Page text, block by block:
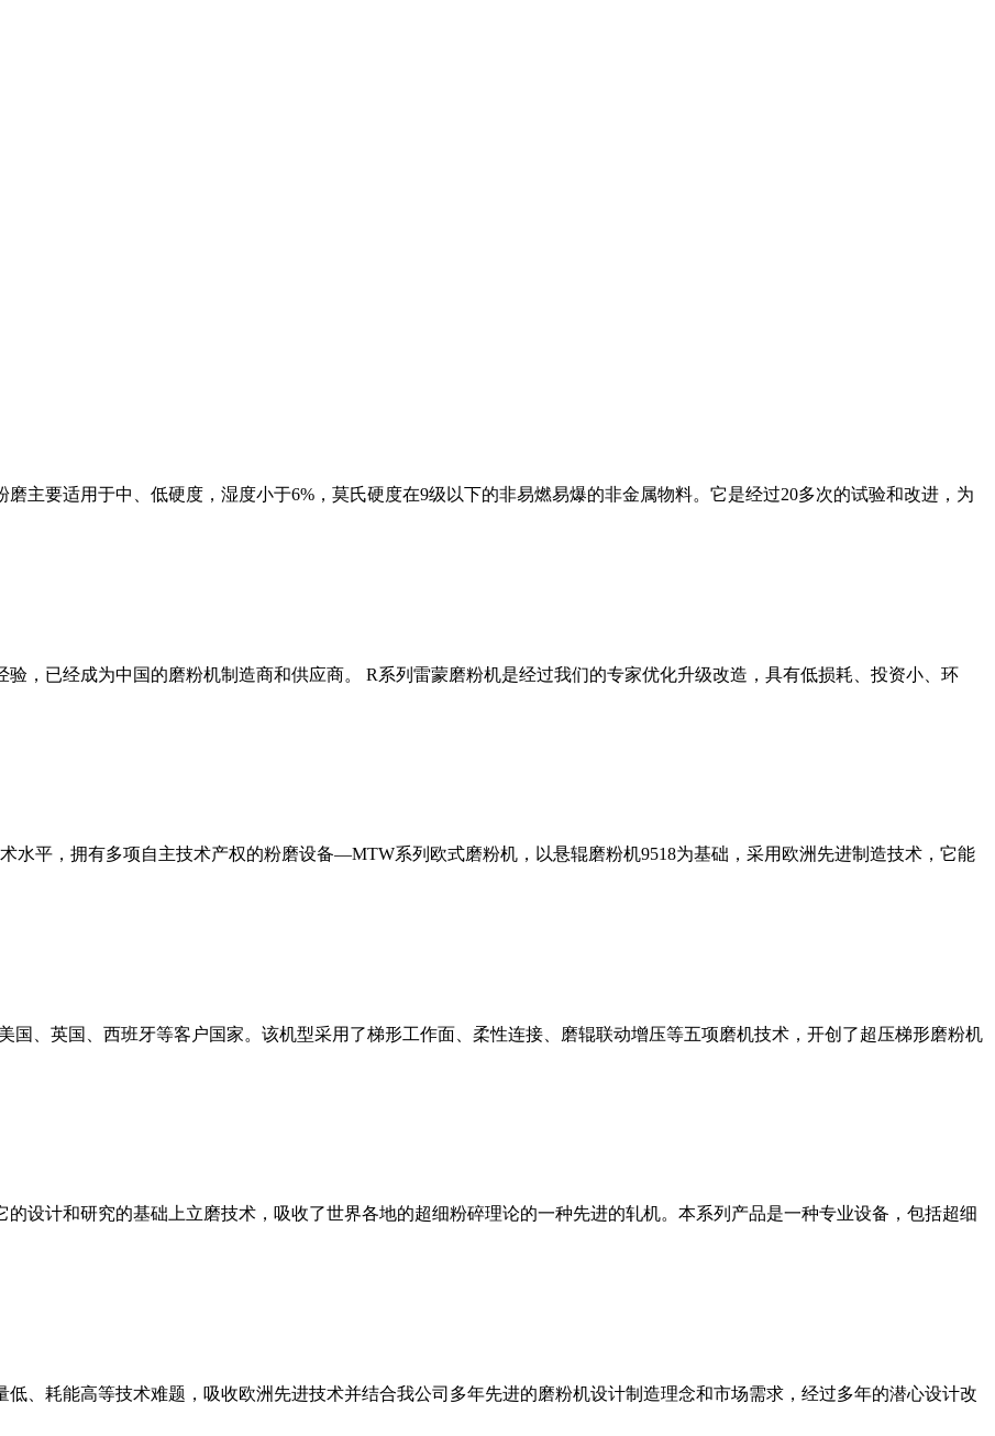
主要适用于中、低硬度，湿度小于6%，莫氏硬度在9级以下的非易燃易爆的非金属物料。它是经过20多次的试验和改进，为
，已经成为中国的磨粉机制造商和供应商。 R系列雷蒙磨粉机是经过我们的专家优化升级改造，具有低损耗、投资小、环
水平，拥有多项自主技术产权的粉磨设备—MTW系列欧式磨粉机，以悬辊磨粉机9518为基础，采用欧洲先进制造技术，它能
国、英国、西班牙等客户国家。该机型采用了梯形工作面、柔性连接、磨辊联动增压等五项磨机技术，开创了超压梯形磨粉机
设计和研究的基础上立磨技术，吸收了世界各地的超细粉碎理论的一种先进的轧机。本系列产品是一种专业设备，包括超细
、耗能高等技术难题，吸收欧洲先进技术并结合我公司多年先进的磨粉机设计制造理念和市场需求，经过多年的潜心设计改